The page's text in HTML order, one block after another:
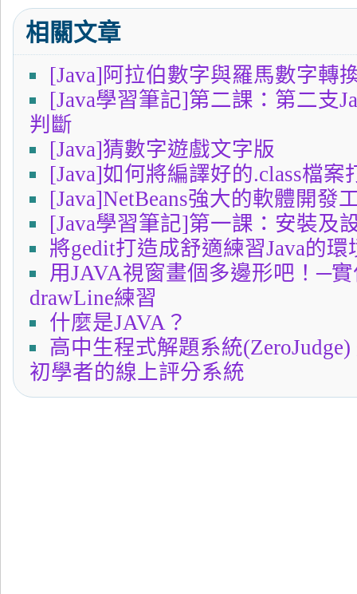
相關文章
[Java]阿拉伯數字與羅馬數字轉
[Java學習筆記]第二課：第二支
判斷
[Java]猜數字遊戲文字版
[Java]如何將編譯好的.class檔案
[Java]NetBeans強大的軟體開發
[Java學習筆記]第一課：安裝及
將gedit打造成舒適練習Java的環
用JAVA視窗畫個多邊形吧！─
drawLine練習
什麼是JAVA？
高中生程式解題系統
初學者的線上評分系統